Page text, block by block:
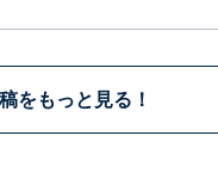
をもっと見る！